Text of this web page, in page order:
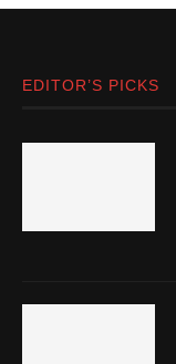
EDITOR’S PICKS